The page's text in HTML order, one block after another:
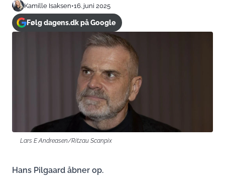
Kamille Isaksen•16. juni 2025
Følg dagens.dk på Google
Lars E Andreasen/Ritzau Scanpix
Hans Pilgaard åbner op.